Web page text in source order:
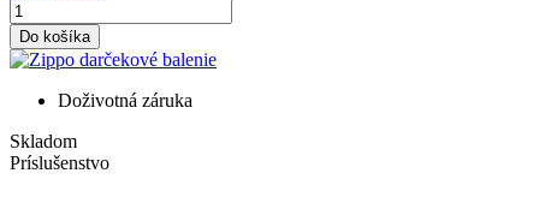
Do košíka
Doživotná záruka
Skladom
Príslušenstvo